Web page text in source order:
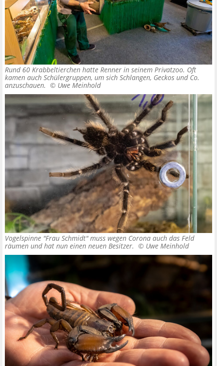
Rund 60 Krabbeltierchen hatte Renner in seinem Privatzoo. Oft
kamen auch Schülergruppen, um sich Schlangen, Geckos und Co.
anzuschauen. © Uwe Meinhold
Vogelspinne "Frau Schmidt" muss wegen Corona auch das Feld
räumen und hat nun einen neuen Besitzer. © Uwe Meinhold